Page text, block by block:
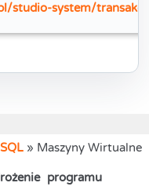
studio-system/
» Maszyny Wirtualne
programu